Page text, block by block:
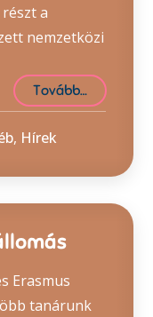
a
nemzetközi
Tovább…
, Hírek
Erasmus
tanárunk